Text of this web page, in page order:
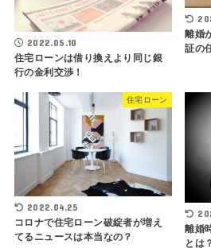
2022.05.10
住宅ローンは借り換えより同じ銀
行の金利交渉！
離婚
証の
住宅ローン
2022.04.25
コロナで住宅ローン破綻者が増え
てるニュースは本当なの？
離婚
とは